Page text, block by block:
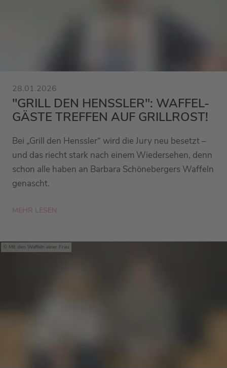
28.01.2026
"GRILL DEN HENSSLER": WAFFEL-
GÄSTE TREFFEN AUF GRILLROST!
Bei „Grill den Henssler“ wird die Jury neu besetzt –
und das riecht stark nach einem Wiedersehen, denn
schon alle haben an Barbara Schönebergers Waffeln
genascht.
MEHR LESEN
Mit den Waffeln einer Frau